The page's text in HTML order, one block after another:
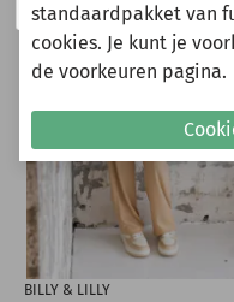
-70%
BILLY & LILLY
standaardpakket van
cookies. Je kunt je
de voorkeuren pagina.